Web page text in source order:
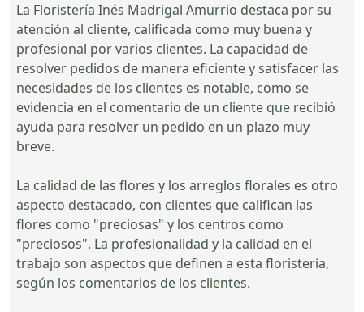
La Floristería Inés Madrigal Amurrio destaca por su
atención al cliente, calificada como muy buena y
profesional por varios clientes. La capacidad de
resolver pedidos de manera eficiente y satisfacer las
necesidades de los clientes es notable, como se
evidencia en el comentario de un cliente que recibió
ayuda para resolver un pedido en un plazo muy
breve.
La calidad de las flores y los arreglos florales es otro
aspecto destacado, con clientes que califican las
flores como "preciosas" y los centros como
"preciosos". La profesionalidad y la calidad en el
trabajo son aspectos que definen a esta floristería,
según los comentarios de los clientes.